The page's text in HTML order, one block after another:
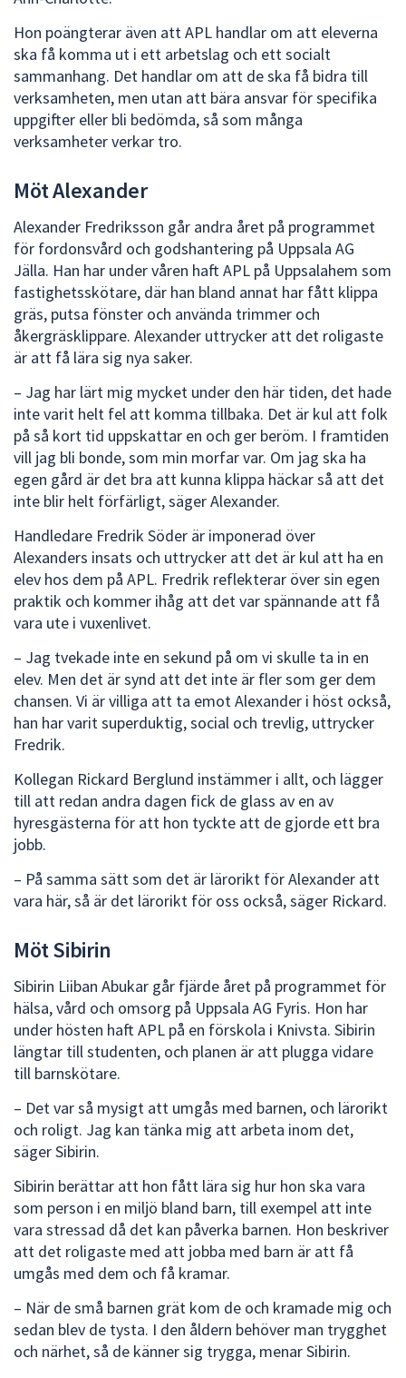
Hon poängterar även att APL handlar om att eleverna
ska få komma ut i ett arbetslag och ett socialt
sammanhang. Det handlar om att de ska få bidra till
verksamheten, men utan att bära ansvar för specifika
uppgifter eller bli bedömda, så som många
verksamheter verkar tro.
Möt Alexander
Alexander Fredriksson går andra året på programmet
för fordonsvård och godshantering på Uppsala AG
Jälla. Han har under våren haft APL på Uppsalahem som
fastighetsskötare, där han bland annat har fått klippa
gräs, putsa fönster och använda trimmer och
åkergräsklippare. Alexander uttrycker att det roligaste
är att få lära sig nya saker.
– Jag har lärt mig mycket under den här tiden, det hade
inte varit helt fel att komma tillbaka. Det är kul att folk
på så kort tid uppskattar en och ger beröm. I framtiden
vill jag bli bonde, som min morfar var. Om jag ska ha
egen gård är det bra att kunna klippa häckar så att det
inte blir helt förfärligt, säger Alexander.
Handledare Fredrik Söder är imponerad över
Alexanders insats och uttrycker att det är kul att ha en
elev hos dem på APL. Fredrik reflekterar över sin egen
praktik och kommer ihåg att det var spännande att få
vara ute i vuxenlivet.
– Jag tvekade inte en sekund på om vi skulle ta in en
elev. Men det är synd att det inte är fler som ger dem
chansen. Vi är villiga att ta emot Alexander i höst också,
han har varit superduktig, social och trevlig, uttrycker
Fredrik.
Kollegan Rickard Berglund instämmer i allt, och lägger
till att redan andra dagen fick de glass av en av
hyresgästerna för att hon tyckte att de gjorde ett bra
jobb.
– På samma sätt som det är lärorikt för Alexander att
vara här, så är det lärorikt för oss också, säger Rickard.
Möt Sibirin
Sibirin Liiban Abukar går fjärde året på programmet för
hälsa, vård och omsorg på Uppsala AG Fyris. Hon har
under hösten haft APL på en förskola i Knivsta. Sibirin
längtar till studenten, och planen är att plugga vidare
till barnskötare.
– Det var så mysigt att umgås med barnen, och lärorikt
och roligt. Jag kan tänka mig att arbeta inom det,
säger Sibirin.
Sibirin berättar att hon fått lära sig hur hon ska vara
som person i en miljö bland barn, till exempel att inte
vara stressad då det kan påverka barnen. Hon beskriver
att det roligaste med att jobba med barn är att få
umgås med dem och få kramar.
– När de små barnen grät kom de och kramade mig och
sedan blev de tysta. I den åldern behöver man trygghet
och närhet, så de känner sig trygga, menar Sibirin.